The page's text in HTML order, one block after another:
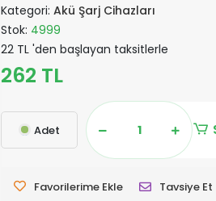
Kategori:Akü Şarj Cihazları
Stok: 4999
22 TL 'den başlayan taksitlerle
262 TL
Adet
Favorilerime Ekle Tavsiye Et